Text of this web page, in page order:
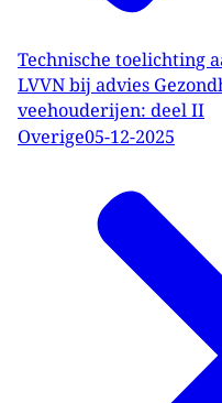
Technische toelichting
LVVN bij advies
veehouderijen: deel II
Overige05-12-2025